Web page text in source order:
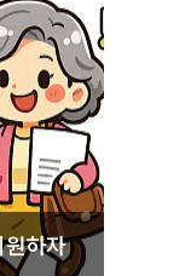
원하자